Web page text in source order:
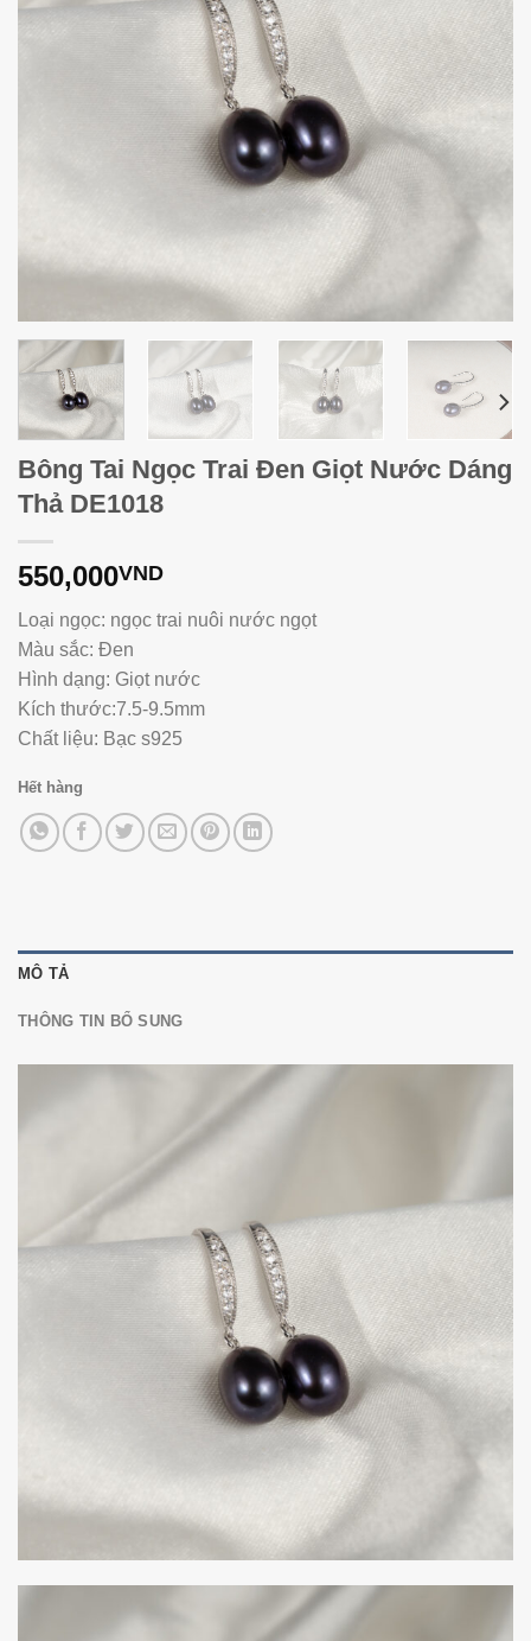
Bông Tai Ngọc Trai Đen Giọt Nước Dáng
Thả DE1018
550,000VND
Loại ngọc: ngọc trai nuôi nước ngọt
Màu sắc: Đen
Hình dạng: Giọt nước
Kích thước:7.5-9.5mm
Chất liệu: Bạc s925
Hết hàng
MÔ TẢ
THÔNG TIN BỔ SUNG